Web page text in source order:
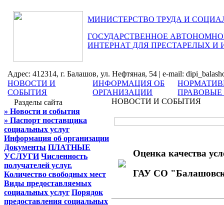
МИНИСТЕРСТВО ТРУДА И
ГОСУДАРСТВЕННОЕ
ИНТЕРНАТ ДЛЯ ПРЕСТАРЕЛЫХ И
Адрес: 412314, г. Балашов, ул. Нефтяная, 54 | e-mail:
НОВОСТИ И
СОБЫТИЯ
ИНФОРМАЦИЯ ОБ
ОРГАНИЗАЦИИ
Разделы сайта
» Новости и события
» Паспорт поставщика
социальных услуг
Информация об организации
Документы ПЛАТНЫЕ
УСЛУГИ Численность
получателей услуг.
Количество свободных мест
Виды предоставляемых
социальных услуг Порядок
предоставления социальных
НОВОСТИ И СОБЫТИЯ
Оценка качества
ГАУ СО